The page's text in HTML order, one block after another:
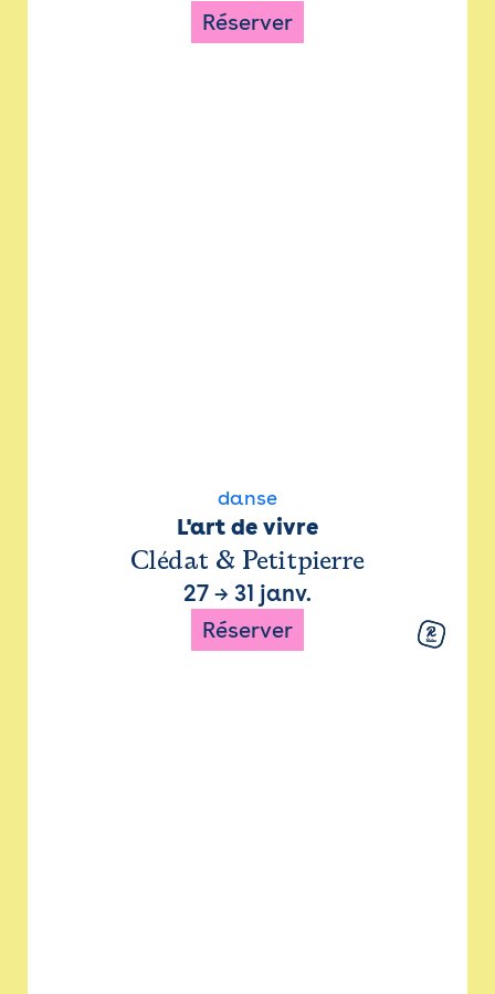
Réserver
danse
L'art de vivre
Clédat & Petitpierre
27 → 31 janv.
Réserver